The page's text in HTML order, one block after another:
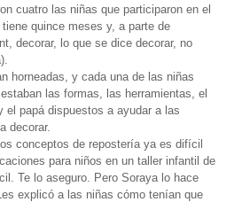
cuatro las niñas que participaron en el
quince meses y, a parte de
decorar, lo que se dice decorar, no
horneadas, y cada una de las niñas
las formas, las herramientas, el
el papá dispuestos a ayudar a las
decorar.
conceptos de repostería ya es difícil
para niños en un taller infantil de
Te lo aseguro. Pero Soraya lo hace
explicó a las niñas cómo tenían que